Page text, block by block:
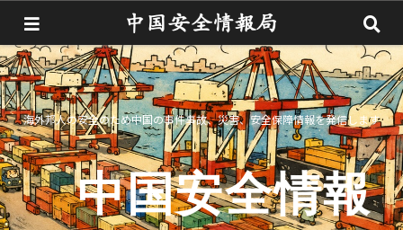
海外邦人の安全のため中国の事件事故、災害、安全保障情報を発信します
中国安全情報